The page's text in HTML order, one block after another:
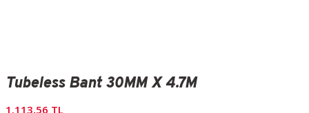
Tubeless Bant 30MM X 4.7M
1.113,56 TL